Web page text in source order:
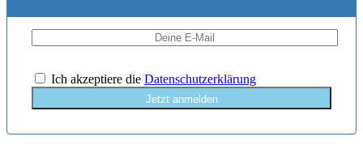
Ich akzeptiere die Datenschutzerklärung
Jetzt anmelden